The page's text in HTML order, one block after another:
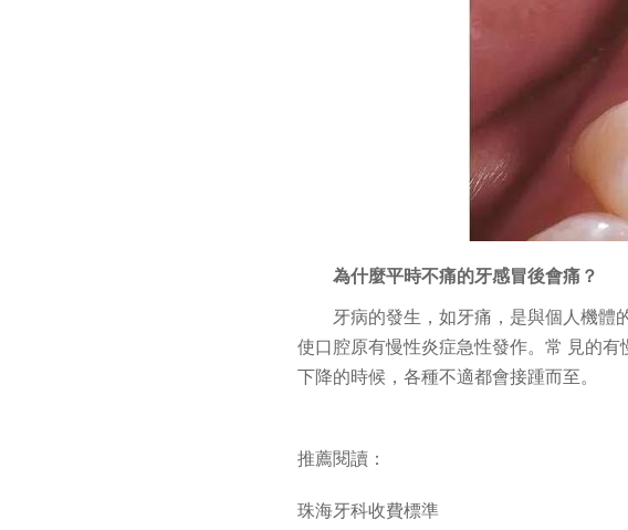
為什麼平時不痛的牙感冒後會痛？
牙病的發生，如牙痛，是與個人機體
使口腔原有慢性炎症急性發作。常 見的
下降的時候，各種不適都會接踵而至。
推薦閱讀：
珠海牙科收費標準